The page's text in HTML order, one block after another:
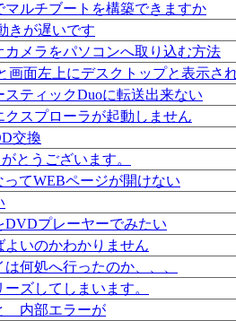
マルチブートを構築できますか
きが遅いです
カメラをパソコンへ取り込む方法
画面左上にデスクトップと表示さ
スティックDuoに転送出来ない
クスプローラが起動しません
交換
とうございます。
てWEBページが開けない
DVDプレーヤーでみたい
よいのかわかりません
何処へ行ったのか、、、
ズしてしまいます。
内部エラーが